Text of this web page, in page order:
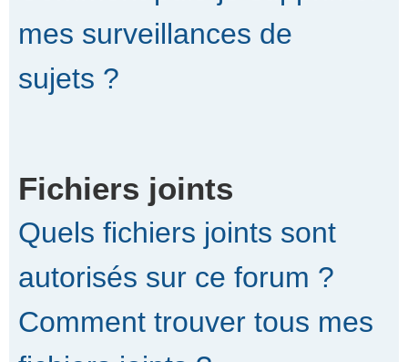
mes surveillances de
sujets ?
Fichiers joints
Quels fichiers joints sont
autorisés sur ce forum ?
Comment trouver tous mes